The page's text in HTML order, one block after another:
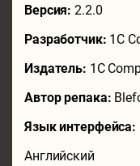
Версия:2.2.0
Разработчик: 1C
Издатель: 1C
Автор репака:
Язык интерфейса:
Английский